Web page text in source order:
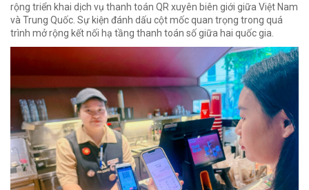
rộng triển khai dịch vụ thanh toán QR xuyên biên giới giữa Việt Nam
và Trung Quốc. Sự kiện đánh dấu cột mốc quan trọng trong quá
trình mở rộng kết nối hạ tầng thanh toán số giữa hai quốc gia.